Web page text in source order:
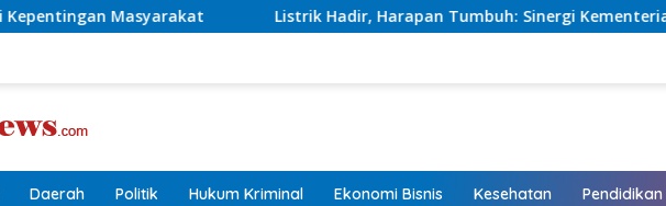
Listrik Hadir, Harapan Tumbuh: Sinergi Kementerian dan PLN Percepat
Daerah Politik Hukum Kriminal Ekonomi Bisnis Kesehatan Pendidikan